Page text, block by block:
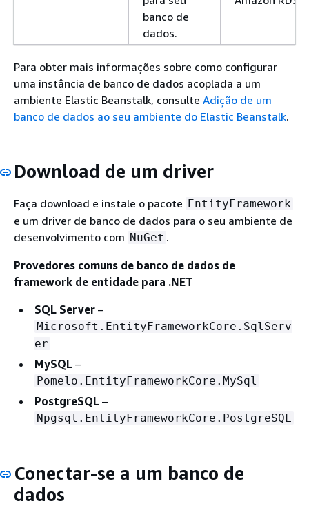
banco de
dados.
Para obter mais informações sobre como configurar
uma instância de banco de dados acoplada a um
ambiente Elastic Beanstalk, consulte Adição de um
banco de dados ao seu ambiente do Elastic Beanstalk.
Download de um driver
Faça download e instale o pacote EntityFramework
e um driver de banco de dados para o seu ambiente de
desenvolvimento com NuGet .
Provedores comuns de banco de dados de
framework de entidade para .NET
SQL Server –
Microsoft.EntityFrameworkCore.SqlServ
er
MySQL –
Pomelo.EntityFrameworkCore.MySql
PostgreSQL –
Npgsql.EntityFrameworkCore.PostgreSQL
Conectar-se a um banco de
dados